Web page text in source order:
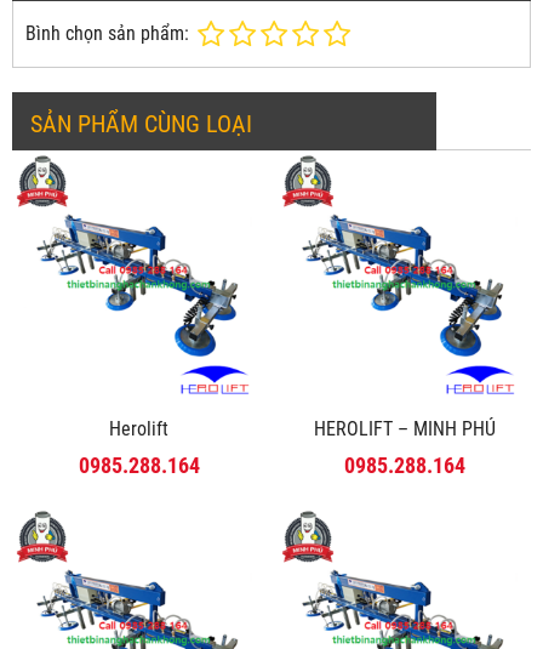
Bình chọn sản phẩm:
SẢN PHẨM CÙNG LOẠI
Herolift
0985.288.164
HEROLIFT – MINH PHÚ
0985.288.164